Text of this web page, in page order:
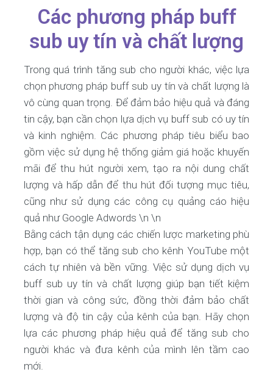
Các phương pháp buff
sub uy tín và chất lượng
Trong quá trình tăng sub cho người khác, việc lựa
chọn phương pháp buff sub uy tín và chất lượng là
vô cùng quan trọng. Để đảm bảo hiệu quả và đáng
tin cậy, bạn cần chọn lựa dịch vụ buff sub có uy tín
và kinh nghiệm. Các phương pháp tiêu biểu bao
gồm việc sử dụng hệ thống giảm giá hoặc khuyến
mãi để thu hút người xem, tạo ra nội dung chất
lượng và hấp dẫn để thu hút đối tượng mục tiêu,
cũng như sử dụng các công cụ quảng cáo hiệu
quả như Google Adwords \n \n
Bằng cách tận dụng các chiến lược marketing phù
hợp, bạn có thể tăng sub cho kênh YouTube một
cách tự nhiên và bền vững. Việc sử dụng dịch vụ
buff sub uy tín và chất lượng giúp bạn tiết kiệm
thời gian và công sức, đồng thời đảm bảo chất
lượng và độ tin cậy của kênh của bạn. Hãy chọn
lựa các phương pháp hiệu quả để tăng sub cho
người khác và đưa kênh của mình lên tầm cao
mới.